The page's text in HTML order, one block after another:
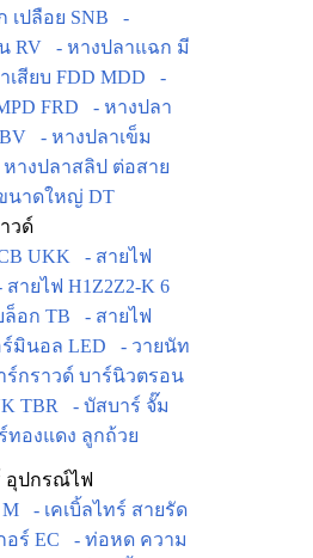
เปลือย SNB
-
RV
- หางปลาแฉก มี
เสียบ FDD MDD
-
FRD
- หางปลา
- หางปลาเข็ม
หางปลาสลิป ต่อสาย
นาดใหญ่ DT
วด์
UKK
- สายไฟ
สายไฟ H1Z2Z2-K 6
อก TB
- สายไฟ
ร์มินอล LED
- วายนัท
ร์กราวด์ บาร์นิวตรอน
TBR
- บัสบาร์ จั๊ม
ทองแดง ลูกถ้วย
อุปกรณ์ไฟ
- เคเบิ้ลไทร์ สายรัด
อร์ EC
- ท่อหด ความ